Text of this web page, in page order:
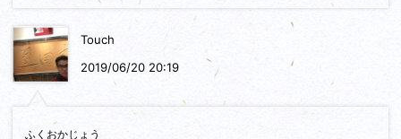
Touch
2019/06/20 20:19
ふくおかじょう